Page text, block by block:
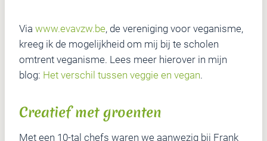
Via www.evavzw.be, de vereniging voor veganisme,
kreeg ik de mogelijkheid om mij bij te scholen
omtrent veganisme. Lees meer hierover in mijn
blog: Het verschil tussen veggie en vegan.
Creatief met groenten
Met een 10-tal chefs waren we aanwezig bij Frank